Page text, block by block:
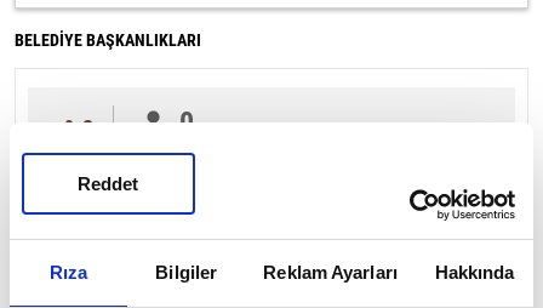
Rıza Bilgiler Reklam Ayarları Hakkında
Reddet
BELEDİYE BAŞKANLIKLARI
%0 0
İL GENEL MECLİSİ